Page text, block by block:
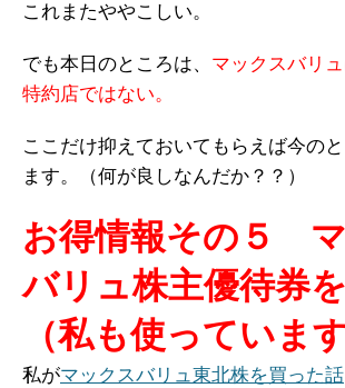
これまたややこしい。
でも本日のところは、 マックスバリ
特約店ではない。
ここだけ抑えておいてもらえば今の
ます。（何が良しなんだか？？）
お得情報その５
バリュ株主優待券を
（私も使っています
私がマックスバリュ東北株を買った話